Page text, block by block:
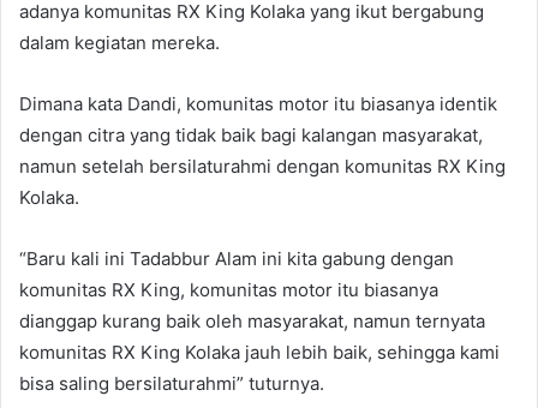
adanya komunitas RX King Kolaka yang ikut bergabung
dalam kegiatan mereka.
Dimana kata Dandi, komunitas motor itu biasanya identik
dengan citra yang tidak baik bagi kalangan masyarakat,
namun setelah bersilaturahmi dengan komunitas RX King
Kolaka.
“Baru kali ini Tadabbur Alam ini kita gabung dengan
komunitas RX King, komunitas motor itu biasanya
dianggap kurang baik oleh masyarakat, namun ternyata
komunitas RX King Kolaka jauh lebih baik, sehingga kami
bisa saling bersilaturahmi” tuturnya.